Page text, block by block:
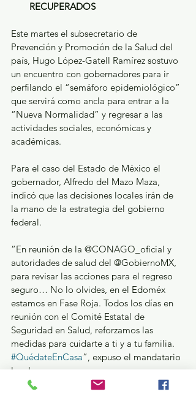
RECUPERADOS
Este martes el subsecretario de
Prevención y Promoción de la Salud del
país, Hugo López-Gatell Ramírez sostuvo
un encuentro con gobernadores para ir
perfilando el “semáforo epidemiológico”
que servirá como ancla para entrar a la
“Nueva Normalidad” y regresar a las
actividades sociales, económicas y
académicas.
Para el caso del Estado de México el
gobernador, Alfredo del Mazo Maza,
indicó que las decisiones locales irán de
la mano de la estrategia del gobierno
federal.
“En reunión de la @CONAGO_oficial y
autoridades de salud del @GobiernoMX,
para revisar las acciones para el regreso
seguro… No lo olvides, en el Edoméx
estamos en Fase Roja. Todos los días en
reunión con el Comité Estatal de
Seguridad en Salud, reforzamos las
medidas para cuidarte a ti y a tu familia.
#QuédateEnCasa”, expuso el mandatario
local.